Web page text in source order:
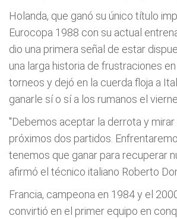
Holanda, que ganó su único tí­tulo
Eurocopa 1988 con su actual
dio una primera señal de estar
una larga historia de frustraciones
torneos y dejó en la cuerda floja a
ganarle sí­ o sí­ a los rumanos el
"Debemos aceptar la derrota y mirar
próximos dos partidos.
tenemos que ganar para recuperar
afirmó el técnico italiano Roberto
Francia, campeona en 1984 y el
convirtió en el primer equipo en